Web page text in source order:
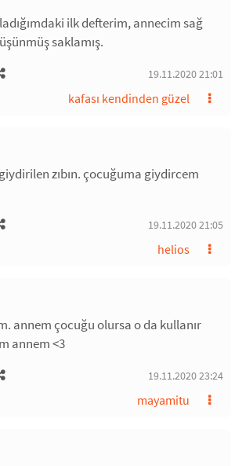
ilk defterim, annecim sağ
saklamış.
19.11.2020 21:01
kafası kendinden güzel
zıbın. çocuğuma giydircem
19.11.2020 21:05
helios
annem çocuğu olursa o da kullanır
annem <3
19.11.2020 23:24
mayamitu